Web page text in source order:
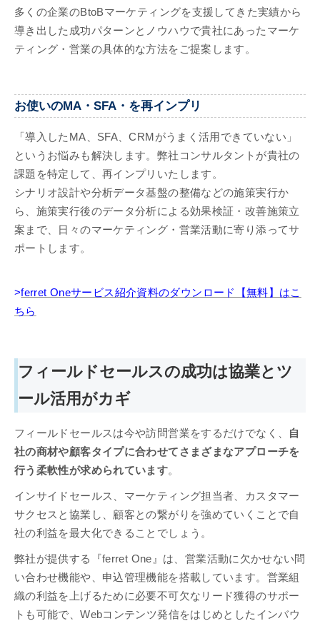
多くの企業のBtoBマーケティングを支援してきた実績から
導き出した成功パターンとノウハウで貴社にあったマーケ
ティング・営業の具体的な方法をご提案します。
お使いのMA・SFA・を再インプリ
「導入したMA、SFA、CRMがうまく活用できていない」
というお悩みも解決します。弊社コンサルタントが貴社の
課題を特定して、再インプリいたします。
シナリオ設計や分析データ基盤の整備などの施策実行か
ら、施策実行後のデータ分析による効果検証・改善施策立
案まで、日々のマーケティング・営業活動に寄り添ってサ
ポートします。
>ferret Oneサービス紹介資料のダウンロード【無料】はこ
ちら
フィールドセールスの成功は協業とツ
ール活用がカギ
フィールドセールスは今や訪問営業をするだけでなく、
自
社の商材や顧客タイプに合わせてさまざまなアプローチを
行う柔軟性が求められています。
インサイドセールス、マーケティング担当者、カスタマー
サクセスと協業し、顧客との繋がりを強めていくことで自
社の利益を最大化できることでしょう。
弊社が提供する『ferret One』は、営業活動に欠かせない問
い合わせ機能や、申込管理機能を搭載しています。営業組
織の利益を上げるために必要不可欠なリード獲得のサポー
トも可能で、Webコンテンツ発信をはじめとしたインバウ